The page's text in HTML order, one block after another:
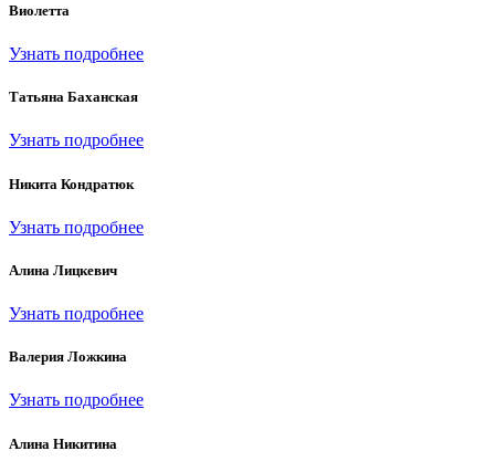
Виолетта
Узнать подробнее
Татьяна Баханская
Узнать подробнее
Никита Кондратюк
Узнать подробнее
Алина Лицкевич
Узнать подробнее
Валерия Ложкина
Узнать подробнее
Алина Никитина